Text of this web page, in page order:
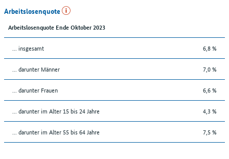
Arbeitslosenquote
Arbeitslosenquote Ende Oktober 2023
... insgesamt 6,8 %
... darunter Männer 7,0 %
... darunter Frauen 6,6 %
... darunter im Alter 15 bis 24 Jahre 4,3 %
... darunter im Alter 55 bis 64 Jahre 7,5 %